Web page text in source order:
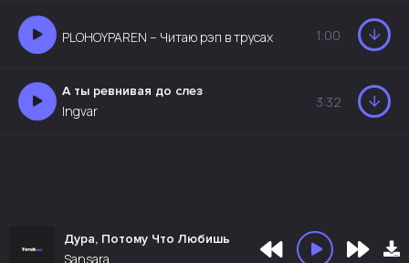
PLOHOYPAREN – Читаю рэп в трусах 1:00
А ты ревнивая до слез
Ingvar
3:32
Дура, Потому Что Любишь
Sansara